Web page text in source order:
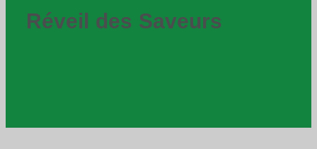
Réveil des Saveurs